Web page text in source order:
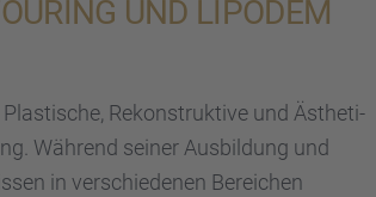
UND LIPÖDEM
Rekon­struk­tive und Ästhe­ti­
Während seiner Ausbil­dung und
in verschie­de­nen Berei­chen